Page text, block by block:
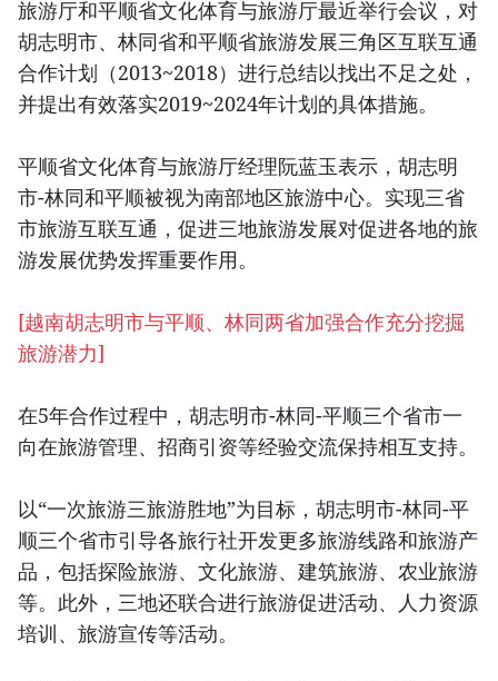
旅游厅和平顺省文化体育与旅游厅最近举行会议，对
胡志明市、林同省和平顺省旅游发展三角区互联互通
合作计划（2013~2018）进行总结以找出不足之处，
并提出有效落实2019~2024年计划的具体措施。
平顺省文化体育与旅游厅经理阮蓝玉表示，胡志明
市-林同和平顺被视为南部地区旅游中心。实现三省
市旅游互联互通，促进三地旅游发展对促进各地的旅
游发展优势发挥重要作用。
[越南胡志明市与平顺、林同两省加强合作充分挖掘
旅游潜力]
在5年合作过程中，胡志明市-林同-平顺三个省市一
向在旅游管理、招商引资等经验交流保持相互支持。
以“一次旅游三旅游胜地”为目标，胡志明市-林同-平
顺三个省市引导各旅行社开发更多旅游线路和旅游产
品，包括探险旅游、文化旅游、建筑旅游、农业旅游
等。此外，三地还联合进行旅游促进活动、人力资源
培训、旅游宣传等活动。